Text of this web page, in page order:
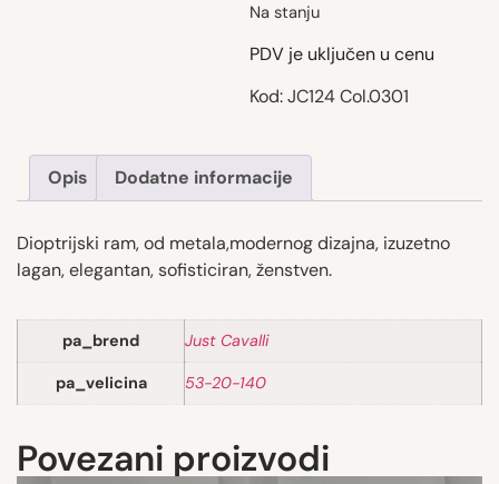
Na stanju
PDV je uključen u cenu
Kod:JC124 Col.0301
Opis Dodatne informacije
Dioptrijski ram, od metala,modernog dizajna, izuzetno
lagan, elegantan, sofisticiran, ženstven.
pa_brend Just Cavalli
pa_velicina 53-20-140
Povezani proizvodi